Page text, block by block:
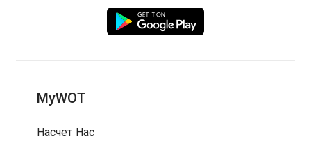
MyWOT
Насчет Нас